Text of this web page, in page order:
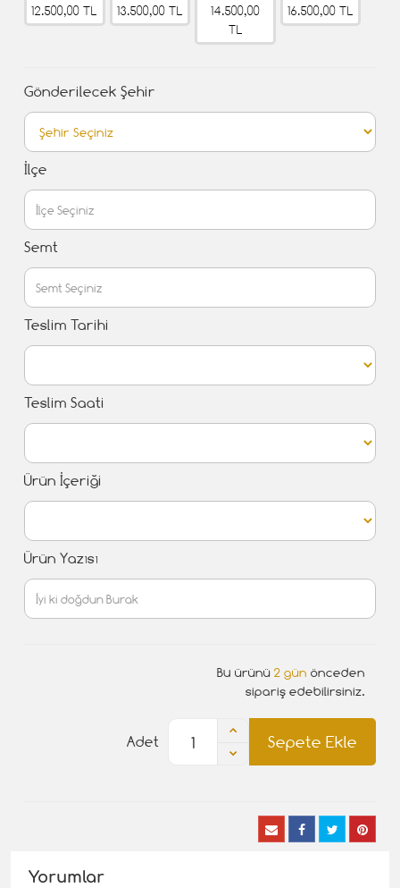
12.500,00 TL
13.500,00 TL
14.500,00
TL
16.500,00 TL
Gönderilecek Şehir
İlçe
Semt
Teslim Tarihi
Teslim Saati
Ürün İçeriği
Ürün Yazısı
Bu ürünü 2 gün önceden
sipariş edebilirsiniz.
Sepete Ekle
Adet
Yorumlar